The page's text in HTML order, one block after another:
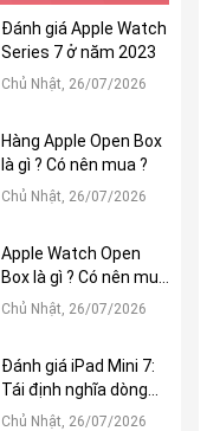
Đánh giá Apple Watch
Series 7 ở năm 2023
Chủ Nhật, 26/07/2026
Hàng Apple Open Box
là gì ? Có nên mua ?
Chủ Nhật, 26/07/2026
Apple Watch Open
Box là gì ? Có nên mua
?
Chủ Nhật, 26/07/2026
Đánh giá iPad Mini 7:
Tái định nghĩa dòng
iPad Mini
Chủ Nhật, 26/07/2026